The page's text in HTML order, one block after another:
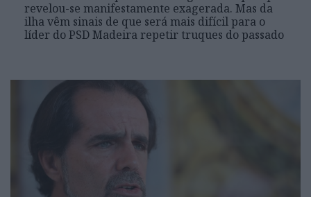
revelou-se manifestamente exagerada. Mas da
ilha vêm sinais de que será mais difícil para o
líder do PSD Madeira repetir truques do passado